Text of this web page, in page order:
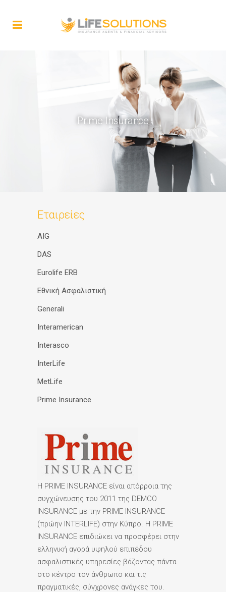
Prime Insurance
Εταιρείες
AIG
DAS
Eurolife ERB
Εθνική Ασφαλιστική
Generali
Interamerican
Interasco
InterLife
MetLife
Prime Insurance
Η PRIME INSURANCE είναι απόρροια της
συγχώνευσης του 2011 της DEMCO
INSURANCE με την PRIME INSURANCE
(πρώην INTERLIFE) στην Κύπρο. Η PRIME
INSURANCE επιδιώκει να προσφέρει στην
ελληνική αγορά υψηλού επιπέδου
ασφαλιστικές υπηρεσίες βάζοντας πάντα
στο κέντρο τον άνθρωπο και τις
πραγματικές, σύγχρονες ανάγκες του.